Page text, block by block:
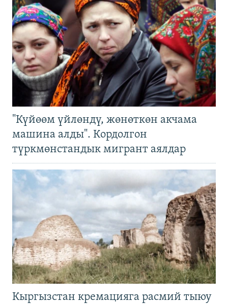
"Күйөөм үйлөндү, жөнөткөн акчама
машина алды". Кордолгон
түркмөнстандык мигрант аялдар
Кыргызстан кремацияга расмий тыюу